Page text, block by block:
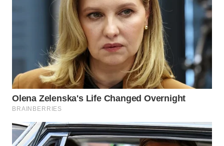
WAHANANEWS
WAHANANEWS
CO ID
WAHANANEWS
NET
WAHANA
SPORT